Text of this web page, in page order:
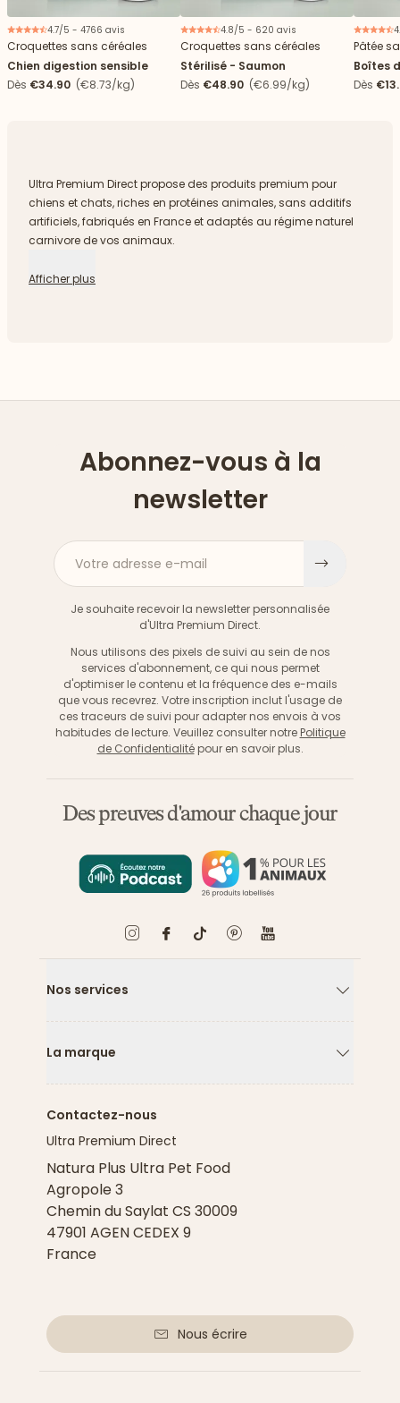
vers le bas
4.7/5 - 4766 avis
Croquettes sans céréales
Chien digestion sensible
Dès €34.90 (€8.73/kg)
4.8/5 - 620 avis
Croquettes sans céréales
Stérilisé - Saumon
Dès €48.90 (€6.99/kg)
Pâtée
Boîtes
stérilisé
Dès
Ultra Premium Direct propose des produits premium pour
chiens et chats, riches en protéines animales, sans additifs
artificiels, fabriqués en France et adaptés au régime naturel
carnivore de vos animaux.
Afficher plus
Abonnez-vous à la
newsletter
Votre adresse e-mail
Je souhaite recevoir la newsletter personnalisée
d'Ultra Premium Direct.
Nous utilisons des pixels de suivi au sein de nos
services d'abonnement, ce qui nous permet
d'optimiser le contenu et la fréquence des e-mails
que vous recevrez. Votre inscription inclut l'usage de
ces traceurs de suivi pour adapter nos envois à vos
habitudes de lecture. Veuillez consulter notre Politique
de Confidentialitépour en savoir plus.
Des preuves d'amour chaque jour
Nos services
La marque
Contactez-nous
Ultra Premium Direct
Natura Plus Ultra Pet Food
Agropole 3
Chemin du Saylat CS 30009
47901 AGEN CEDEX 9
France
Nous écrire